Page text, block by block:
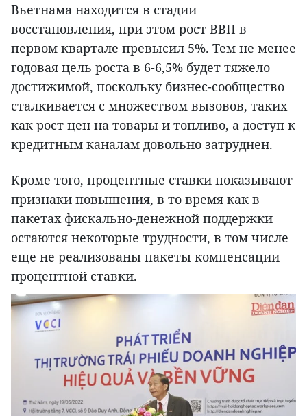
Вьетнама находится в стадии
восстановления, при этом рост ВВП в
первом квартале превысил 5%. Тем не менее
годовая цель роста в 6-6,5% будет тяжело
достижимой, поскольку бизнес-сообщество
сталкивается с множеством вызовов, таких
как рост цен на товары и топливо, а доступ к
кредитным каналам довольно затруднен.
Кроме того, процентные ставки показывают
признаки повышения, в то время как в
пакетах фискально-денежной поддержки
остаются некоторые трудности, в том числе
еще не реализованы пакеты компенсации
процентной ставки.